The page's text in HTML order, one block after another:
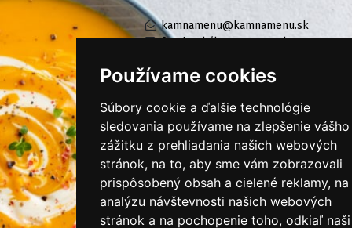
Používame cookies
Súbory cookie a ďalšie technológie
sledovania používame na zlepšenie vášho
zážitku z prehliadania našich webových
stránok, na to, aby sme vám zobrazovali
prispôsobený obsah a cielené reklamy, na
analýzu návštevnosti našich webových
stránok a na pochopenie toho, odkiaľ naši
kamnamenu@kamnamenu.sk
facebook/kamnamenu.sk
PRIHLÁSIŤ SA DO ZÁKAZNÍCKEJ ZÓNY
Všeobecné obchodné podmienky